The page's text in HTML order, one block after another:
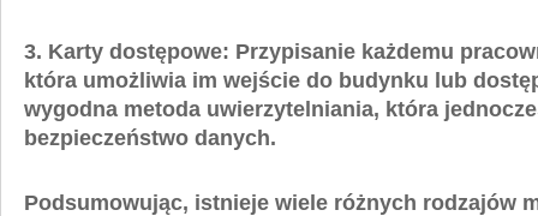
3. Karty ‌dostępowe: Przypisanie każdemu
która⁢ umożliwia im wejście do budynku ⁢lub
wygodna metoda uwierzytelniania, która
bezpieczeństwo ⁢danych.
Podsumowując, istnieje wiele ⁤różnych rodzajów